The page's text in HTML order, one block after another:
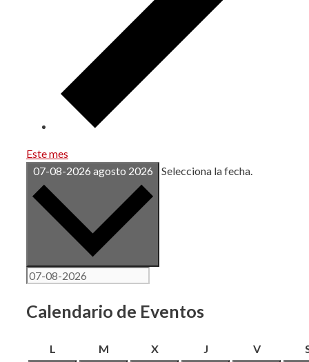
Este mes
07-08-2026 agosto 2026 Selecciona la fecha.
Calendario de Eventos
L Mmartes XmiércolesJjueves Vviernes